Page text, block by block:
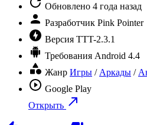
Обновлено 4 года назад
Разработчик Pink Pointer
Версия TTT-2.3.1
Требования Android 4.4
Жанр Игры / Аркады /
Google Play
Открыть